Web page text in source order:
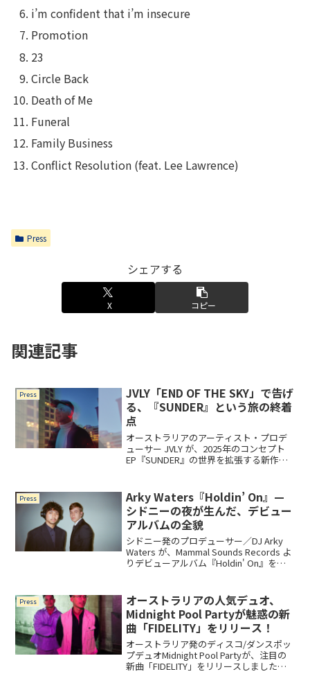
i’m confident that i’m insecure
Promotion
23
Circle Back
Death of Me
Funeral
Family Business
Conflict Resolution (feat. Lee Lawrence)
Press
シェアする
X コピー
関連記事
Press
JVLY「END OF THE SKY」で告げ
る、『SUNDER』という旅の終着
点
オーストラリアのアーティスト・プロデ
ューサー JVLY が、2025年のコンセプト
EP『SUNDER』の世界を拡張する新作
ブに眠っていた一曲が、ついに日の目を
見る。
Press
Arky Waters『Holdin’ On』—
シドニーの夜が生んだ、デビュー
アルバムの全貌
シドニー発のプロデューサー／DJ Arky
Waters が、Mammal Sounds Records よ
りデビューアルバム『Holdin' On』をリ
量と個人の日記をひとつに溶かした意欲
作。
Press
オーストラリアの人気デュオ、
Midnight Pool Partyが魅惑の新
曲「FIDELITY」をリリース！
オーストラリア発のディスコ/ダンスポッ
プデュオMidnight Pool Partyが、注目の
新曲「FIDELITY」をリリースしました。